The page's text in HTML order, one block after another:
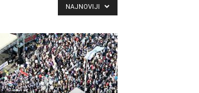
NAJNOVIJI